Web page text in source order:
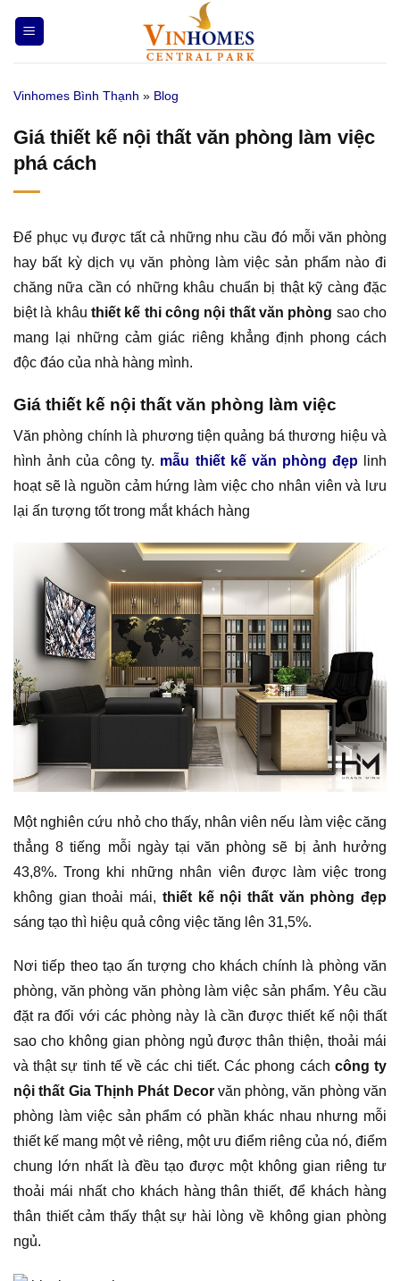
qua
nội
Vinhomes Bình Thạnh » Blog
Giá thiết kế nội thất văn phòng làm việc
phá cách
Để phục vụ được tất cả những nhu cầu đó mỗi văn phòng
hay bất kỳ dịch vụ văn phòng làm việc sản phẩm nào đi
chăng nữa cần có những khâu chuẩn bị thật kỹ càng đặc
biệt là khâu thiết kế thi công nội thất văn phòng sao cho
mang lại những cảm giác riêng khẳng định phong cách
độc đáo của nhà hàng mình.
Giá thiết kế nội thất văn phòng làm việc
Văn phòng chính là phương tiện quảng bá thương hiệu và
hình ảnh của công ty. mẫu thiết kế văn phòng đẹplinh
hoạt sẽ là nguồn cảm hứng làm việc cho nhân viên và lưu
lại ấn tượng tốt trong mắt khách hàng
Một nghiên cứu nhỏ cho thấy, nhân viên nếu làm việc căng
thẳng 8 tiếng mỗi ngày tại văn phòng sẽ bị ảnh hưởng
43,8%. Trong khi những nhân viên được làm việc trong
không gian thoải mái, thiết kế nội thất văn phòng đẹp
sáng tạo thì hiệu quả công việc tăng lên 31,5%.
Nơi tiếp theo tạo ấn tượng cho khách chính là phòng văn
phòng, văn phòng văn phòng làm việc sản phẩm. Yêu cầu
đặt ra đối với các phòng này là cần được thiết kế nội thất
sao cho không gian phòng ngủ được thân thiện, thoải mái
và thật sự tinh tế về các chi tiết. Các phong cách công ty
nội thất Gia Thịnh Phát Decorvăn phòng, văn phòng văn
phòng làm việc sản phẩm có phần khác nhau nhưng mỗi
thiết kế mang một vẻ riêng, một ưu điểm riêng của nó, điểm
chung lớn nhất là đều tạo được một không gian riêng tư
thoải mái nhất cho khách hàng thân thiết, để khách hàng
thân thiết cảm thấy thật sự hài lòng về không gian phòng
ngủ.